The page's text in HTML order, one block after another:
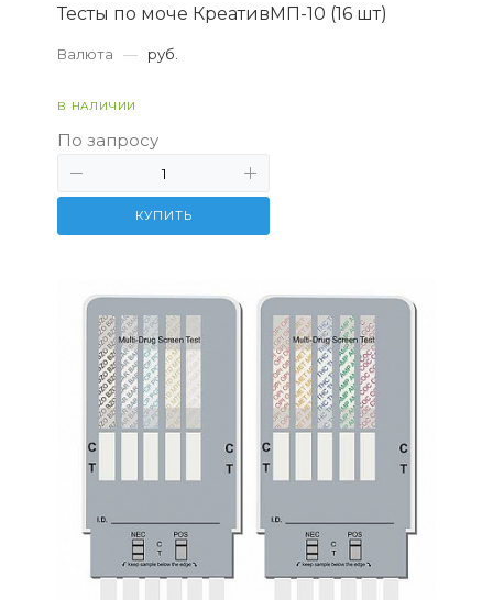
Тесты по моче КреативМП-10 (16 шт)
Валюта — руб.
В НАЛИЧИИ
По запросу
КУПИТЬ